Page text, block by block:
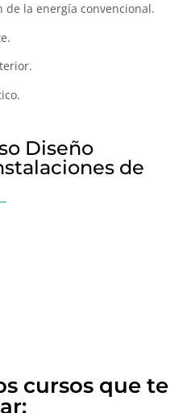
la energía convencional.
Diseño
de
cursos que te